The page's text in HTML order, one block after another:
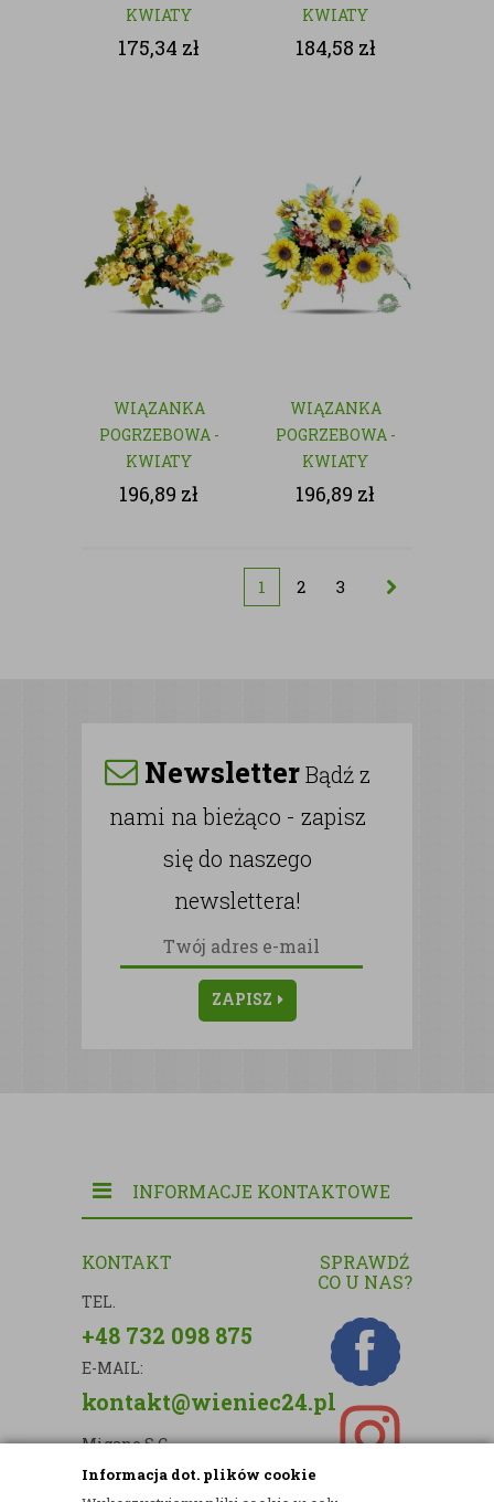
Informacja dot. plików cookie
KWIATY
SZTUCZNE
175,34 zł
KWIATY
SZTUCZNE
184,58 zł
WIĄZANKA
POGRZEBOWA -
KWIATY
SZTUCZNE
196,89 zł
WIĄZANKA
POGRZEBOWA -
KWIATY
SZTUCZNE
196,89 zł
1 2 3
NewsletterBądź z
nami na bieżąco - zapisz
się do naszego
newslettera!
ZAPISZ
INFORMACJE KONTAKTOWE
KONTAKT
TEL.
+48 732 098 875
E-MAIL:
kontakt@wieniec24.pl
Migano S.C.
ul. Kartograficzna 88c/m33
SPRAWDŹ
CO U NAS?